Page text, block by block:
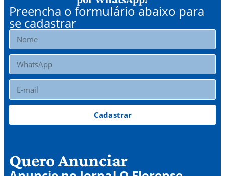
Preencha o formulário abaixo para
se cadastrar
Cadastrar
Quero Anunciar